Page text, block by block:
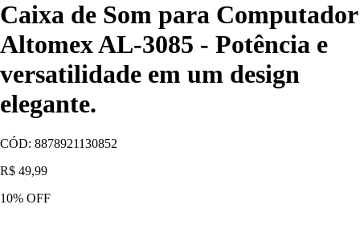
Caixa de Som para Computador
Altomex AL-3085 - Potência e
versatilidade em um design
elegante.
CÓD: 8878921130852
R$ 49,99
10% OFF